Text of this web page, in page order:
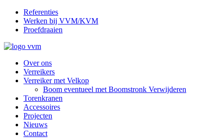
Referenties
Werken bij VVM/KVM
Proefdraaien
Over ons
Verreikers
Verreiker met Velkop
Boom eventueel met Boomstronk Verwijderen
Torenkranen
Accessoires
Projecten
Nieuws
Contact